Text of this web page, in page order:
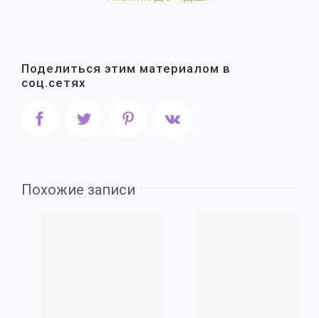
Поделиться этим материалом в
соц.сетях
FacebookTwitter PinterestVk
Похожие записи